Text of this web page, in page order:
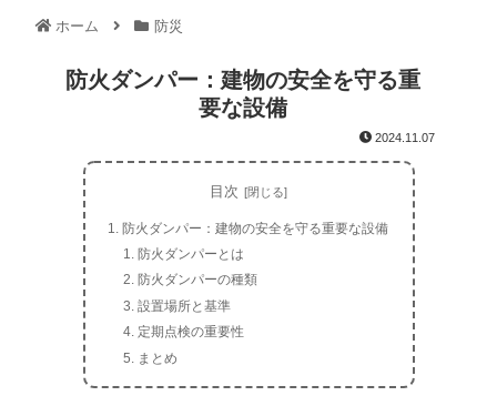
ホーム 防災
防火ダンパー：建物の安全を守る重
要な設備
2024.11.07
目次
防火ダンパー：建物の安全を守る重要な設備
防火ダンパーとは
防火ダンパーの種類
設置場所と基準
定期点検の重要性
まとめ